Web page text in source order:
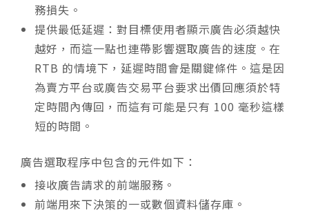
務損失。
提供最低延遲：對目標使用者顯示廣告必須越快
越好，而這一點也連帶影響選取廣告的速度。在
RTB 的情境下，延遲時間會是關鍵條件。這是因
為賣方平台或廣告交易平台要求出價回應須於特
定時間內傳回，而這有可能是只有 100 毫秒這樣
短的時間。
廣告選取程序中包含的元件如下：
接收廣告請求的前端服務。
前端用來下決策的一或數個資料儲存庫。